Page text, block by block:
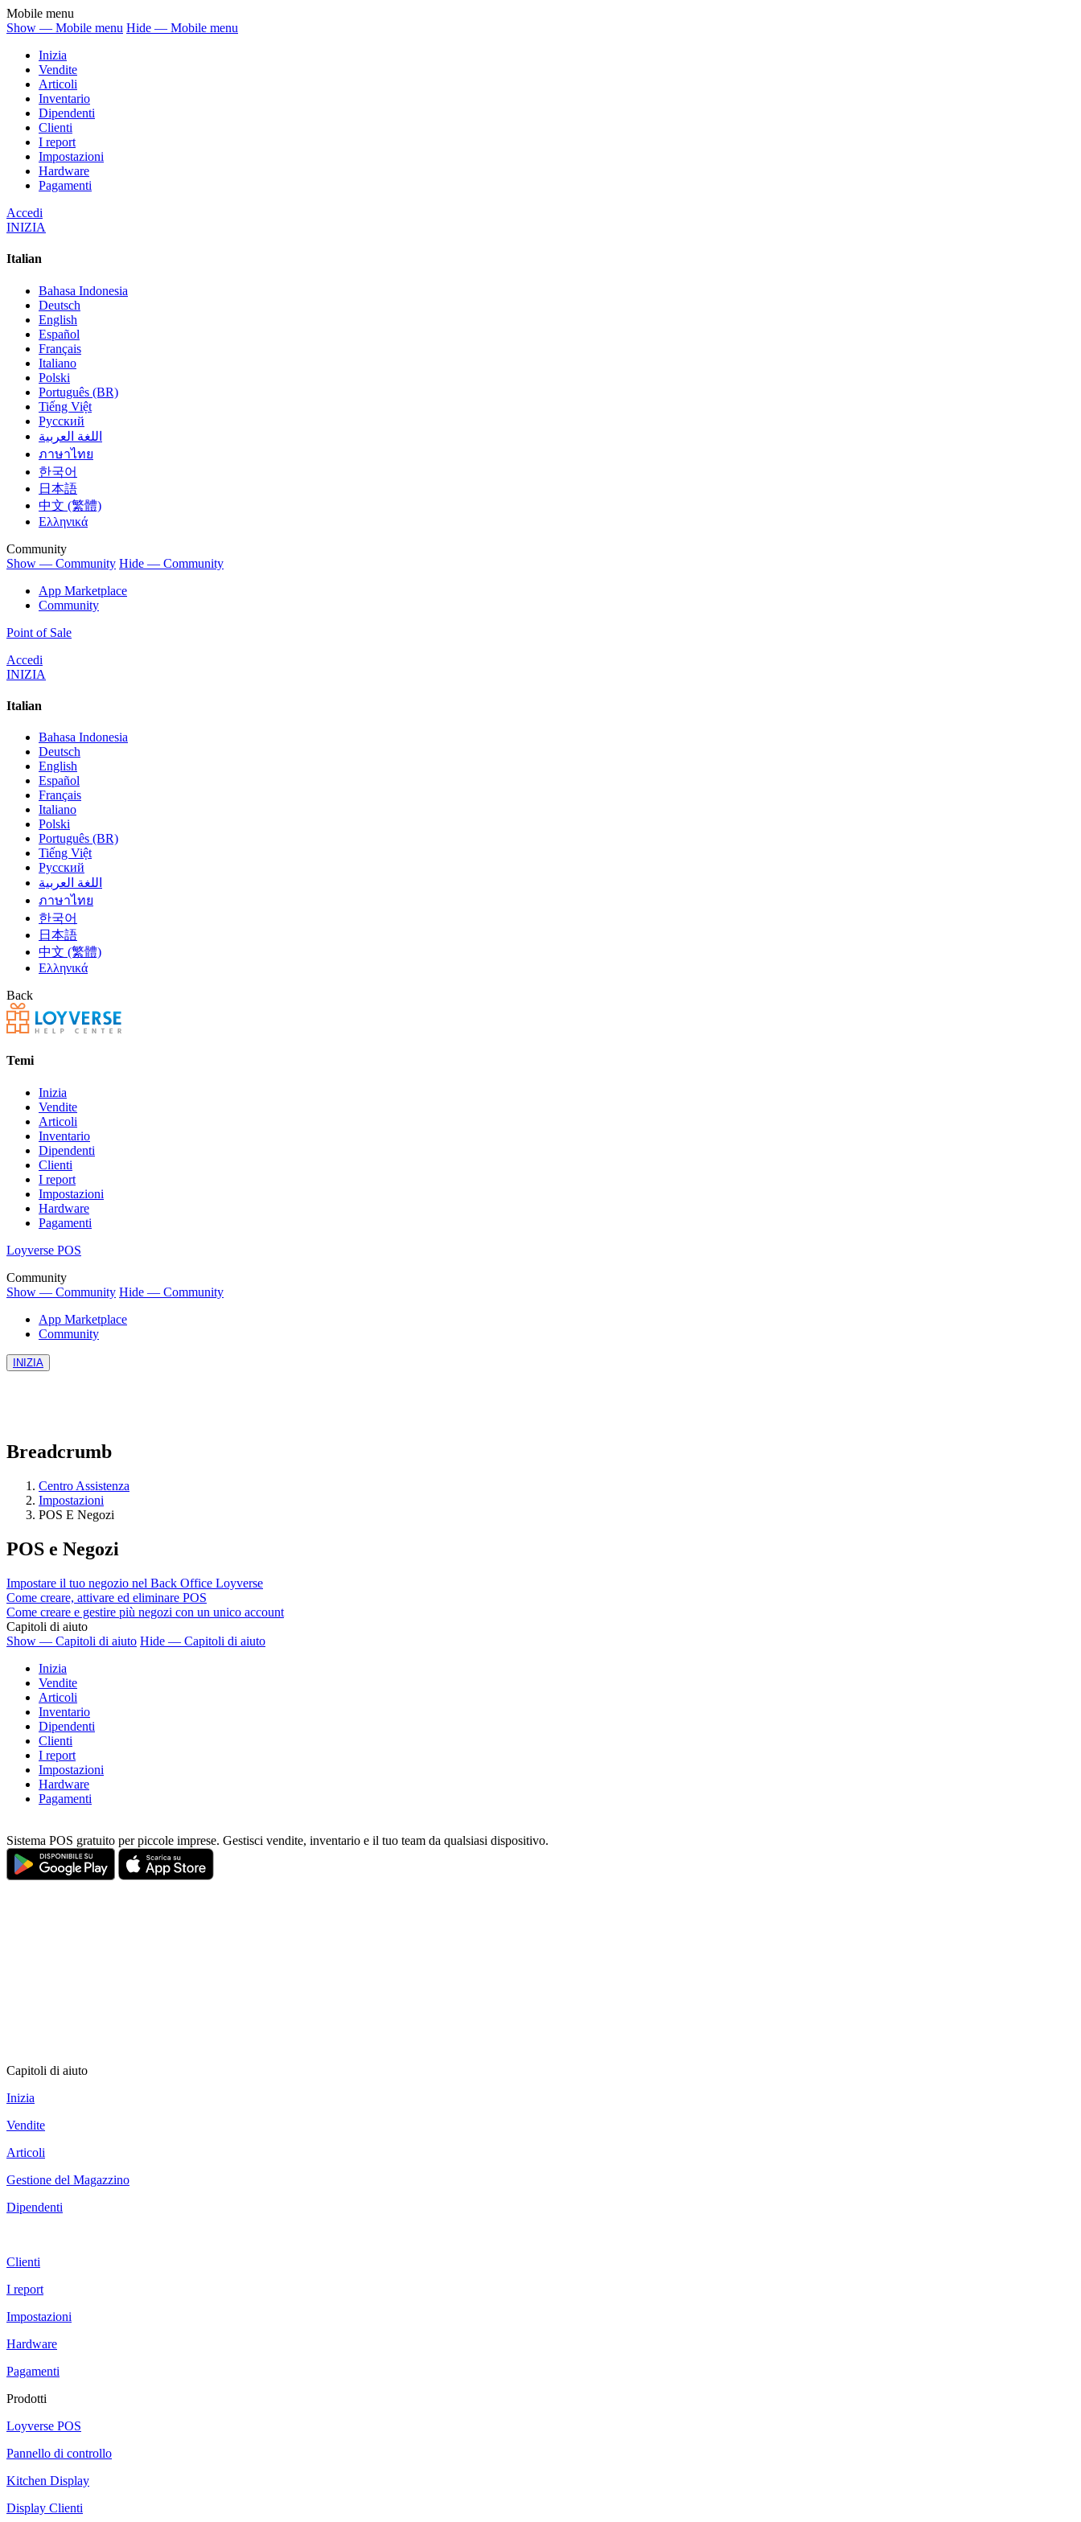
Mobile menu
Show — Mobile menu Hide — Mobile menu
Inizia
Vendite
Articoli
Inventario
Dipendenti
Clienti
I report
Impostazioni
Hardware
Pagamenti
Accedi
INIZIA
Italian
Bahasa Indonesia
Deutsch
English
Español
Français
Italiano
Polski
Português (BR)
Tiếng Việt
Русский
اللغة العربية
ภาษาไทย
한국어
日本語
中文 (繁體)
Ελληνικά
Community
Show — Community Hide — Community
App Marketplace
Community
Point of Sale
Accedi
INIZIA
Italian
Bahasa Indonesia
Deutsch
English
Español
Français
Italiano
Polski
Português (BR)
Tiếng Việt
Русский
اللغة العربية
ภาษาไทย
한국어
日本語
中文 (繁體)
Ελληνικά
Back
Temi
Inizia
Vendite
Articoli
Inventario
Dipendenti
Clienti
I report
Impostazioni
Hardware
Pagamenti
Loyverse POS
Community
Show — Community Hide — Community
App Marketplace
Community
INIZIA
Breadcrumb
Centro Assistenza
Impostazioni
POS E Negozi
POS e Negozi
Impostare il tuo negozio nel Back Office Loyverse
Come creare, attivare ed eliminare POS
Come creare e gestire più negozi con un unico account
Capitoli di aiuto
Show — Capitoli di aiuto Hide — Capitoli di aiuto
Inizia
Vendite
Articoli
Inventario
Dipendenti
Clienti
I report
Impostazioni
Hardware
Pagamenti
Sistema POS gratuito per piccole imprese. Gestisci vendite, inventario e il tuo team da qualsiasi dispositivo.
Capitoli di aiuto
Inizia
Vendite
Articoli
Gestione del Magazzino
Dipendenti
Clienti
I report
Impostazioni
Hardware
Pagamenti
Prodotti
Loyverse POS
Pannello di controllo
Kitchen Display
Display Clienti